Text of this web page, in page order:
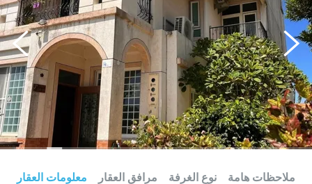
معلومات العقار مرافق العقار نوع الغرفة ملاحظات هامة